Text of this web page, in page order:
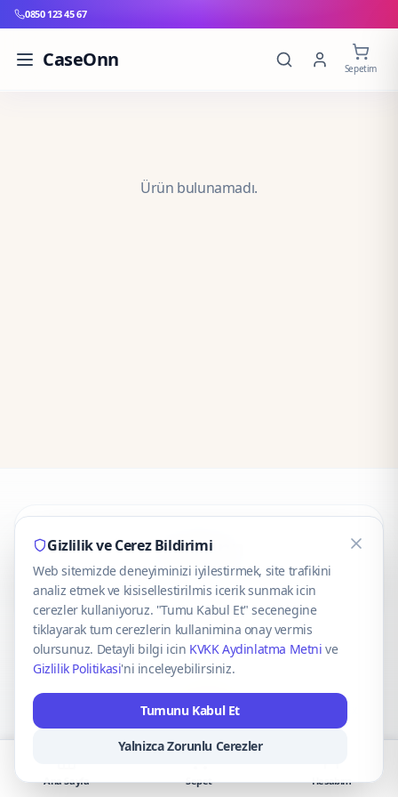
0850 123 45 67
CaseOnn Sepetim
Ürün bulunamadı.
CaseOnn
© 2025 CaseOnn. Tüm hakları saklıdır.
VISA Mastercard
Gizlilik ve Cerez Bildirimi
Web sitemizde deneyiminizi iyilestirmek, site trafikini
analiz etmek ve kisisellestirilmis icerik sunmak icin
cerezler kullaniyoruz. "Tumu Kabul Et" secenegine
tiklayarak tum cerezlerin kullanimina onay vermis
olursunuz. Detayli bilgi icin KVKK Aydinlatma Metni ve
Gizlilik Politikasi'ni inceleyebilirsiniz.
Tumunu Kabul Et
Yalnizca Zorunlu Cerezler
Ana Sayfa Sepet Hesabım